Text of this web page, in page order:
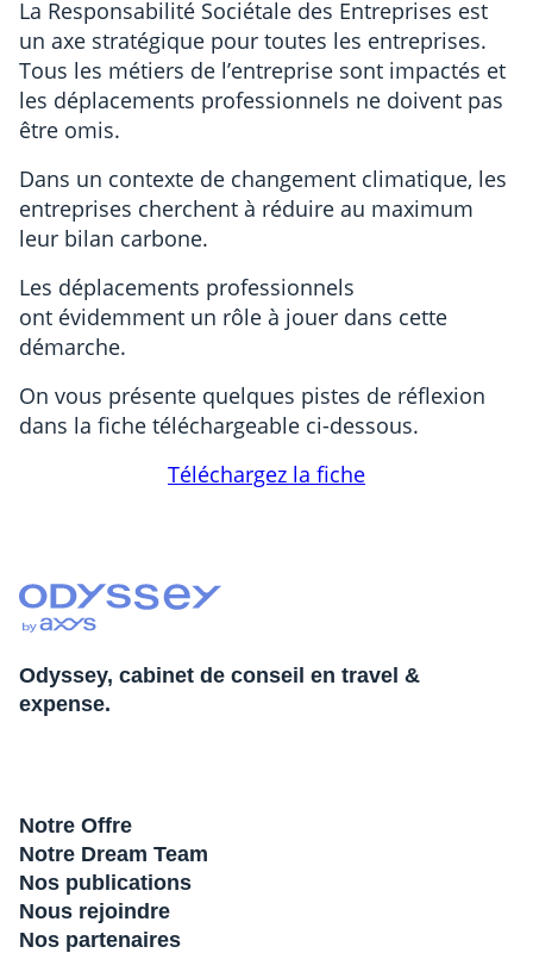
La Responsabilité Sociétale des Entreprises est
un axe stratégique pour toutes les entreprises.
Tous les métiers de l’entreprise sont impactés et
les déplacements professionnels ne doivent pas
être omis.
Dans un contexte de changement climatique, les
entreprises cherchent à réduire au maximum
leur bilan carbone.
Les déplacements professionnels
ont évidemment un rôle à jouer dans cette
démarche. ​
On vous présente quelques pistes de réflexion
dans la fiche téléchargeable ci-dessous.
Téléchargez la fiche
Odyssey, cabinet de conseil en travel &
expense.
Notre Offre
Notre Dream Team
Nos publications
Nous rejoindre
Nos partenaires